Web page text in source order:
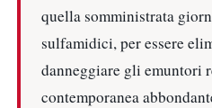
quella somministrata
sulfamidici, per essere
danneggiare gli emuntori
contemporanea